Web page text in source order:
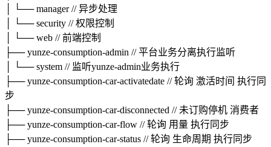
│ └── manager // 异步处理
│ └── security // 权限控制
│ └── web // 前端控制
├── yunze-consumption-admin // 平台业务分离执行监听
│ └── system // 监听yunze-admin业务执行
├── yunze-consumption-car-activatedate // 轮询 激活时间 执行同
步
├── yunze-consumption-car-disconnected // 未订购停机 消费者
├── yunze-consumption-car-flow // 轮询 用量 执行同步
├── yunze-consumption-car-status // 轮询 生命周期 执行同步